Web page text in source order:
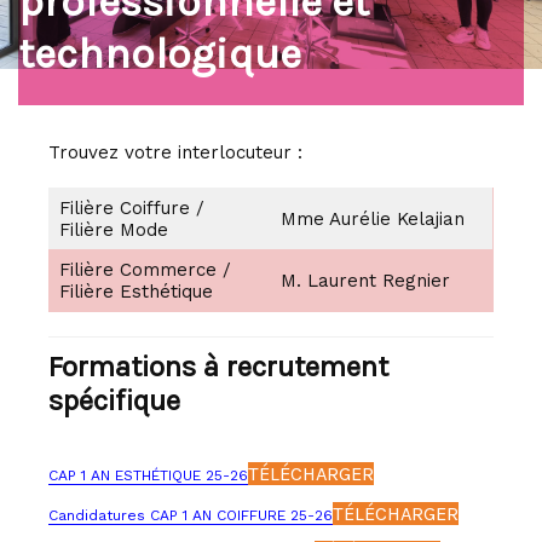
Bac Sciences et technologies de laboratoire (STL)
Bac Sciences et Techniques du Management et de la
Pré-bac Professionnel
Filière coiffure
Filière esthétique cosmétique
Filière mode
Filière tertiaire
Post-bac
Filière esthétique
Filière mode
technologique
Trouvez votre interlocuteur :
Filière Coiffure /
Filière Mode
Mme Aurélie Kelajian
Filière Commerce /
Filière Esthétique
M. Laurent Regnier
Formations à recrutement
spécifique
CAP 1 AN ESTHÉTIQUE 25-26TÉLÉCHARGER
Candidatures CAP 1 AN COIFFURE 25-26TÉLÉCHARGER